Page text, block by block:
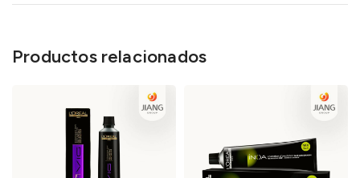
Productos relacionados